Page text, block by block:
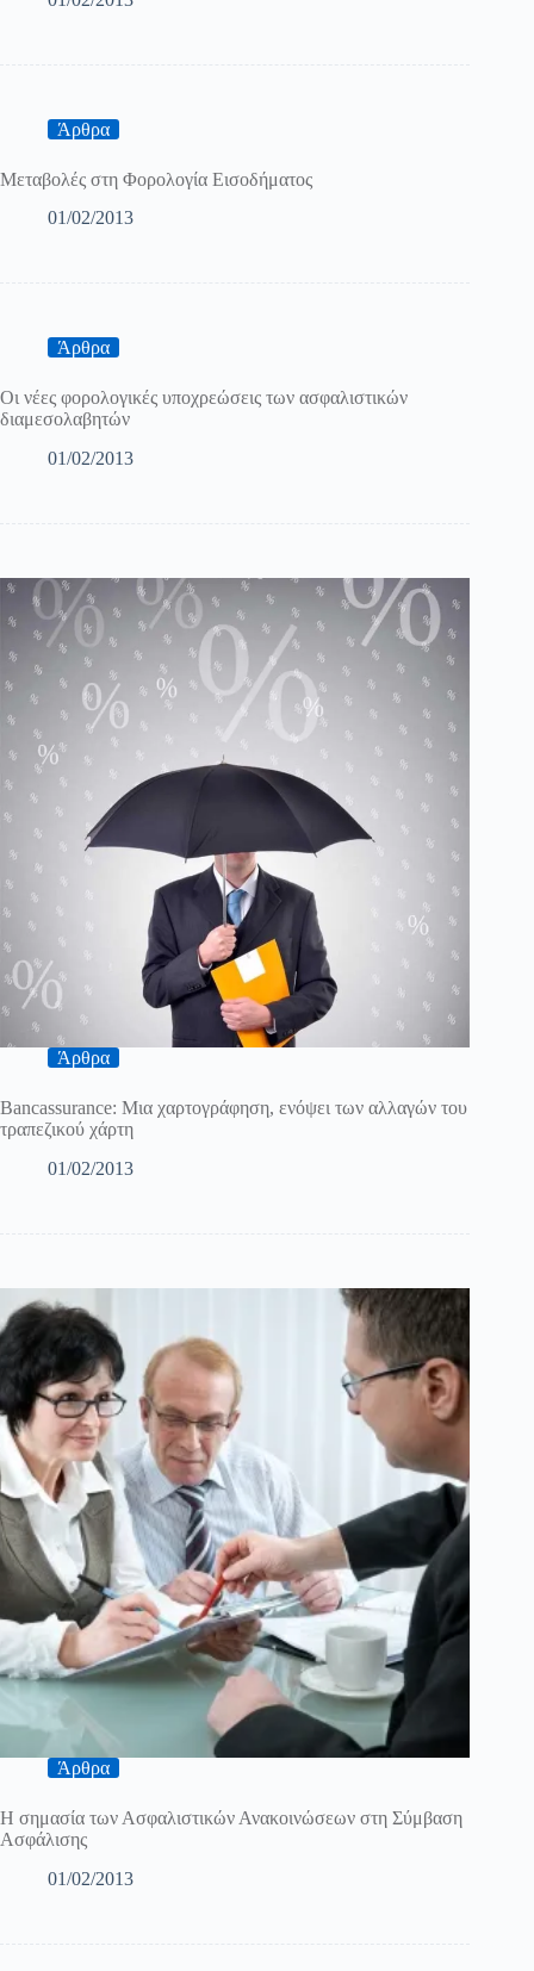
Άρθρα
Μεταβολές στη Φορολογία Εισοδήματος
01/02/2013
Άρθρα
Οι νέες φορολογικές υποχρεώσεις των ασφαλιστικών
διαμεσολαβητών
01/02/2013
Άρθρα
Bancassurance: Μια χαρτογράφηση, ενόψει των αλλαγών του
τραπεζικού χάρτη
01/02/2013
Άρθρα
Η σημασία των Ασφαλιστικών Ανακοινώσεων στη Σύμβαση
Ασφάλισης
01/02/2013